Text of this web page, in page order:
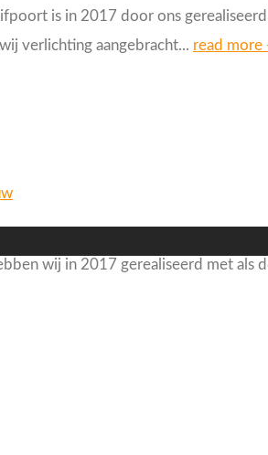
is in 2017 door ons
verlichting aangebracht... read
wij in 2017 gerealiseerd met